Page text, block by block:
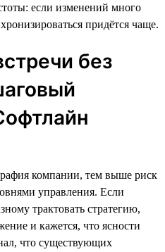
если изменений много
придётся чаще.
без
компании, тем выше риск
управления. Если
трактовать стратегию,
и кажется, что ясности
что существующих